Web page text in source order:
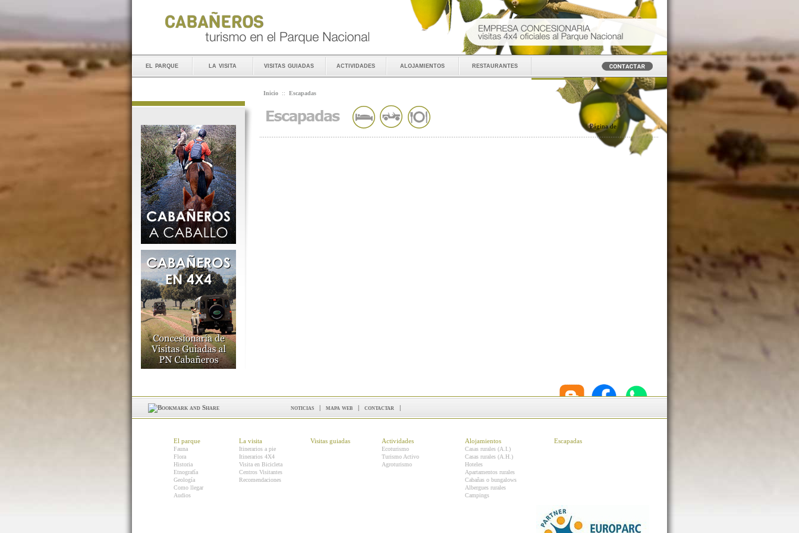
el parque la visita visitas guiadas actividades alojamientos restaurantes
Inicio :: Escapadas
Páginade
noticias | mapa web | contactar |
El parque
Fauna
Flora
Historia
Etnografía
Geología
Como llegar
Audios
La visita
Itinerarios a pie
Itinerarios 4X4
Visita en Bicicleta
Centros Visitantes
Recomendaciones
Visitas guiadas Actividades
Ecoturismo
Turismo Activo
Agroturismo
Alojamientos
Casas rurales (A.I.)
Casas rurales (A.H.)
Hoteles
Apartamentos rurales
Cabañas o bungalows
Albergues rurales
Campings
Escapadas